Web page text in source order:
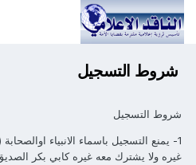
شروط التسجيل
شروط التسجيل‎
1- يمنع التسجيل باسماء الانبياء
غيره ولا يشترك معه غيره كابي بكر